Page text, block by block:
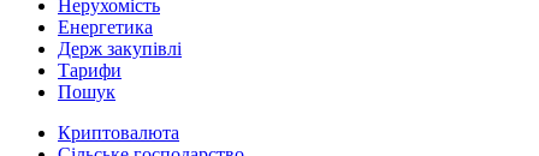
Нерухомість
Енергетика
Держ закупівлі
Тарифи
Пошук
Криптовалюта